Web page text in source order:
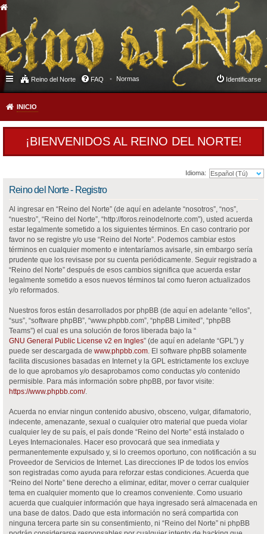
Reino del Norte FAQ Normas Identificarse
INICIO
¡BIENVENIDOS AL REINO DEL NORTE!
Idioma:
Reino del Norte - Registro
Al ingresar en “Reino del Norte” (de aquí en adelante “nosotros”, “nos”,
“nuestro”, “Reino del Norte”, “http://foros.reinodelnorte.com”), usted acuerda
estar legalmente sometido a los siguientes términos. En caso contrario por
favor no se registre y/o use “Reino del Norte”. Podemos cambiar estos
términos en cualquier momento e intentaríamos avisarle, sin embargo sería
prudente que los revisase por su cuenta periódicamente. Seguir registrado a
“Reino del Norte” después de esos cambios significa que acuerda estar
legalmente sometido a esos nuevos términos tal como fueron actualizados
y/o reformados.
Nuestros foros están desarrollados por phpBB (de aquí en adelante “ellos”,
“sus”, “software phpBB”, “www.phpbb.com”, “phpBB Limited”, “phpBB
Teams”) el cual es una solución de foros liberada bajo la “
GNU General Public License v2 en Ingles” (de aquí en adelante “GPL”) y
puede ser descargada de www.phpbb.com. El software phpBB solamente
facilita discusiones basadas en Internet y la GPL estrictamente los excluye
de lo que aprobamos y/o desaprobamos como conductas y/o contenido
permisible. Para más información sobre phpBB, por favor visite:
https://www.phpbb.com/.
Acuerda no enviar ningun contenido abusivo, obsceno, vulgar, difamatorio,
indecente, amenazante, sexual o cualquier otro material que pueda violar
cualquier ley de su país, el país donde “Reino del Norte” está instalado o
Leyes Internacionales. Hacer eso provocará que sea inmediata y
permanentemente expulsado y, si lo creemos oportuno, con notificación a su
Proveedor de Servicios de Internet. Las direcciones IP de todos los envíos
son registradas como ayuda para reforzar estas condiciones. Acuerda que
“Reino del Norte” tiene derecho a eliminar, editar, mover o cerrar cualquier
tema en cualquier momento que lo creamos conveniente. Como usuario
acuerda que cualquier información que haya ingresado será almacenada en
una base de datos. Dado que esta información no será compartida con
ninguna tercera parte sin su consentimiento, ni “Reino del Norte” ni phpBB